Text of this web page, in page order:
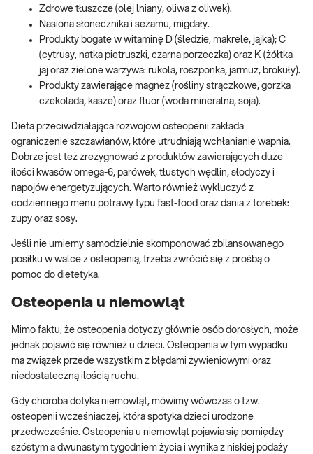
Zdrowe tłuszcze (olej lniany, oliwa z oliwek).
Nasiona słonecznika i sezamu, migdały.
Produkty bogate w witaminę D (śledzie, makrele, jajka); C
(cytrusy, natka pietruszki, czarna porzeczka) oraz K (żółtka
jaj oraz zielone warzywa: rukola, roszponka, jarmuż, brokuły).
Produkty zawierające magnez (rośliny strączkowe, gorzka
czekolada, kasze) oraz fluor (woda mineralna, soja).
Dieta przeciwdziałająca rozwojowi osteopenii zakłada
ograniczenie szczawianów, które utrudniają wchłanianie wapnia.
Dobrze jest też zrezygnować z produktów zawierających duże
ilości kwasów omega-6, parówek, tłustych wędlin, słodyczy i
napojów energetyzujących. Warto również wykluczyć z
codziennego menu potrawy typu fast-food oraz dania z torebek:
zupy oraz sosy.
Jeśli nie umiemy samodzielnie skomponować zbilansowanego
posiłku w walce z osteopenią, trzeba zwrócić się z prośbą o
pomoc do dietetyka.
Osteopenia u niemowląt
Mimo faktu, że osteopenia dotyczy głównie osób dorosłych, może
jednak pojawić się również u dzieci. Osteopenia w tym wypadku
ma związek przede wszystkim z błędami żywieniowymi oraz
niedostateczną ilością ruchu.
Gdy choroba dotyka niemowląt, mówimy wówczas o tzw.
osteopenii wcześniaczej, która spotyka dzieci urodzone
przedwcześnie. Osteopenia u niemowląt pojawia się pomiędzy
szóstym a dwunastym tygodniem życia i wynika z niskiej podaży